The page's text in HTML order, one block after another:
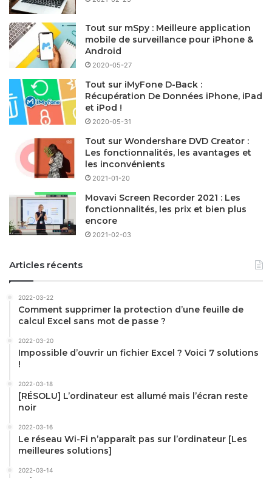
Tout sur mSpy : Meilleure application
mobile de surveillance pour iPhone &
Android
2020-05-27
Tout sur iMyFone D-Back :
Récupération De Données iPhone, iPad
et iPod !
2020-05-31
Tout sur Wondershare DVD Creator :
Les fonctionnalités, les avantages et
les inconvénients
2021-01-20
Movavi Screen Recorder 2021 : Les
fonctionnalités, les prix et bien plus
encore
2021-02-03
Articles récents
2022-03-22
Comment supprimer la protection d’une feuille de
calcul Excel sans mot de passe ?
2022-03-20
Impossible d’ouvrir un fichier Excel ? Voici 7 solutions
!
2022-03-18
[RÉSOLU] L’ordinateur est allumé mais l’écran reste
noir
2022-03-16
Le réseau Wi-Fi n’apparaît pas sur l’ordinateur [Les
meilleures solutions]
2022-03-14